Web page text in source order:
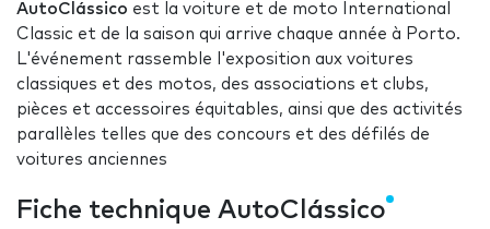
AutoClássico est la voiture et de moto International
Classic et de la saison qui arrive chaque année à Porto.
L'événement rassemble l'exposition aux voitures
classiques et des motos, des associations et clubs,
pièces et accessoires équitables, ainsi que des activités
parallèles telles que des concours et des défilés de
voitures anciennes
Fiche technique AutoClássico